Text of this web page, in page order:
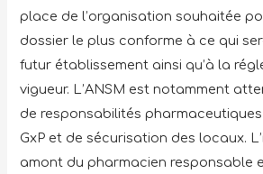
place de l’organisation souhaitée
dossier le plus conforme à ce qui
futur établissement ainsi qu’à la
vigueur. L’ANSM est notamment
de responsabilités
GxP et de sécurisation des locaux.
amont du pharmacien responsable